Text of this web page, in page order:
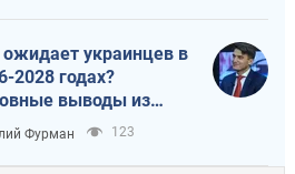
ожидает украинцев в
2028 годах?
выводы из
прогнозов от НБУ
Фурман 123